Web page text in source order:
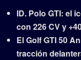
ID. Polo GTI: el
con 226 CV y
El Golf GTI 50
tracción